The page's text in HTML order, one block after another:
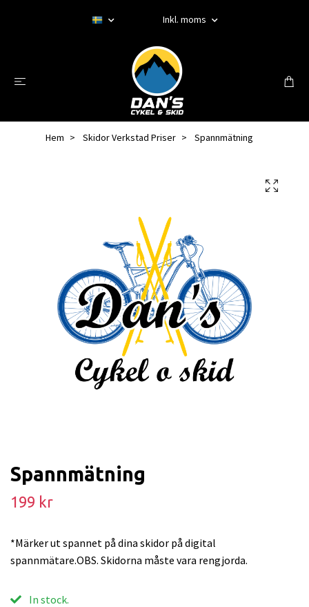
Inkl. moms
Hem Skidor Verkstad Priser Spannmätning
Spannmätning
199 kr
*Märker ut spannet på dina skidor på digital
spannmätare.OBS. Skidorna måste vara rengjorda.
In stock.